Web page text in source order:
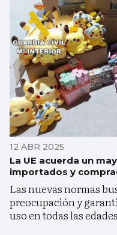
12 ABR 2025
La UE acuerda un
importados y
Las nuevas normas
preocupación y
uso en todas las edades